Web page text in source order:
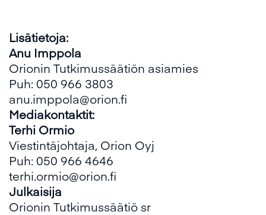
Lisätietoja:
Anu Imppola
Orionin Tutkimussäätiön asiamies
Puh: 050 966 3803
anu.imppola@orion.fi
Mediakontaktit:
Terhi Ormio
Viestintäjohtaja, Orion Oyj
Puh: 050 966 4646
terhi.ormio@orion.fi
Julkaisija
Orionin Tutkimussäätiö sr